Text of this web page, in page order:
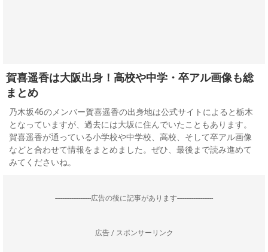
賀喜遥香は大阪出身！高校や中学・卒アル画像も総
まとめ
乃木坂46のメンバー賀喜遥香の出身地は公式サイトによると栃木
となっていますが、過去には大坂に住んでいたこともあります。
賀喜遥香が通っている小学校や中学校、高校、そして卒アル画像
などと合わせて情報をまとめました。ぜひ、最後まで読み進めて
みてくださいね。
--------------------広告の後に記事があります--------------------
広告 / スポンサーリンク